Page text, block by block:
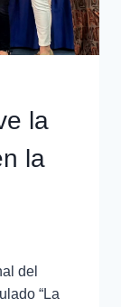
la
la
del
“La